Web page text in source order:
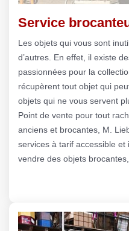
Service
Les objets qui vous sont
d’autres. En effet, il existe
passionnées pour la
récupèrent tout objet qui
objets qui ne vous servent
Point de vente pour tout
anciens et brocantes, M.
services à tarif accessible
vendre des objets